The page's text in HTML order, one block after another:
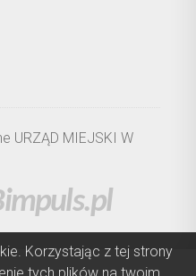
Korzystając z tej strony
URZĄD MIEJSKI W